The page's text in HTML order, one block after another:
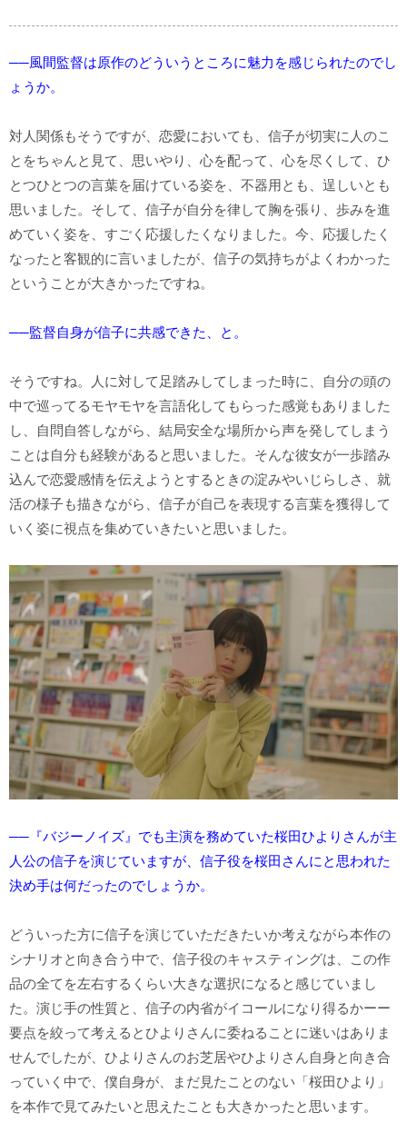
──風間監督は原作のどういうところに魅力を感じられたのでし
ょうか。
対人関係もそうですが、恋愛においても、信子が切実に人のこ
とをちゃんと見て、思いやり、心を配って、心を尽くして、ひ
とつひとつの言葉を届けている姿を、不器用とも、逞しいとも
思いました。そして、信子が自分を律して胸を張り、歩みを進
めていく姿を、すごく応援したくなりました。今、応援したく
なったと客観的に言いましたが、信子の気持ちがよくわかった
ということが大きかったですね。
──監督自身が信子に共感できた、と。
そうですね。人に対して足踏みしてしまった時に、自分の頭の
中で巡ってるモヤモヤを言語化してもらった感覚もありました
し、自問自答しながら、結局安全な場所から声を発してしまう
ことは自分も経験があると思いました。そんな彼女が一歩踏み
込んで恋愛感情を伝えようとするときの淀みやいじらしさ、就
活の様子も描きながら、信子が自己を表現する言葉を獲得して
いく姿に視点を集めていきたいと思いました。
──『バジーノイズ』でも主演を務めていた桜田ひよりさんが主
人公の信子を演じていますが、信子役を桜田さんにと思われた
決め手は何だったのでしょうか。
どういった方に信子を演じていただきたいか考えながら本作の
シナリオと向き合う中で、信子役のキャスティングは、この作
品の全てを左右するくらい大きな選択になると感じていまし
た。演じ手の性質と、信子の内省がイコールになり得るかーー
要点を絞って考えるとひよりさんに委ねることに迷いはありま
せんでしたが、ひよりさんのお芝居やひよりさん自身と向き合
っていく中で、僕自身が、まだ見たことのない「桜田ひより」
を本作で見てみたいと思えたことも大きかったと思います。